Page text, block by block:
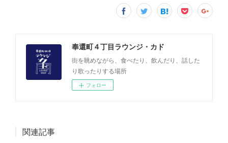
奉還町４丁目ラウンジ・カド
街を眺めながら、食べたり、飲んだり、話した
り歌ったりする場所
フォロー
関連記事